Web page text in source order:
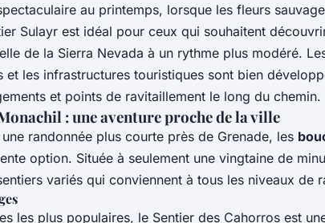
au printemps, lorsque les fleurs
Sulayr est idéal pour ceux qui souhaitent
de la Sierra Nevada à un rythme plus modéré.
et les infrastructures touristiques sont bien
et points de ravitaillement le long du chemin.
: une aventure proche de la ville
randonnée plus courte près de Grenade, les
option. Située à seulement une vingtaine de
variés qui conviennent à tous les niveaux de
les plus populaires, le Sentier des Cahorros est